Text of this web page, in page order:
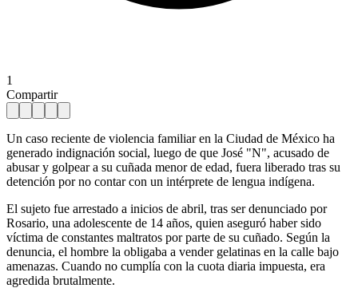
1
Compartir
Un caso reciente de violencia familiar en la Ciudad de México ha
generado indignación social, luego de que José "N", acusado de
abusar y golpear a su cuñada menor de edad, fuera liberado tras su
detención por no contar con un intérprete de lengua indígena.
El sujeto fue arrestado a inicios de abril, tras ser denunciado por
Rosario, una adolescente de 14 años, quien aseguró haber sido
víctima de constantes maltratos por parte de su cuñado. Según la
denuncia, el hombre la obligaba a vender gelatinas en la calle bajo
amenazas. Cuando no cumplía con la cuota diaria impuesta, era
agredida brutalmente.